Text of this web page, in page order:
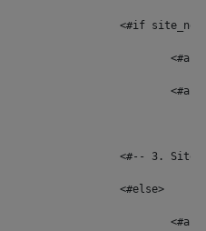
<#if
<#-- 3.
						<#else>